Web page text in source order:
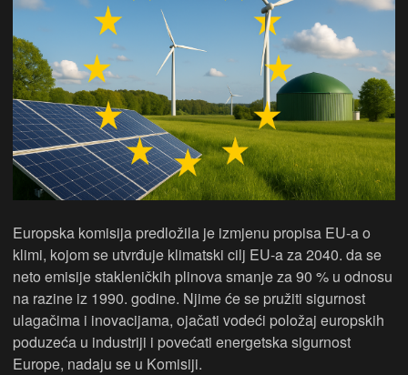
Europska komisija predložila je izmjenu propisa EU-a o
klimi, kojom se utvrđuje klimatski cilj EU-a za 2040. da se
neto emisije stakleničkih plinova smanje za 90 % u odnosu
na razine iz 1990. godine. Njime će se pružiti sigurnost
ulagačima i inovacijama, ojačati vodeći položaj europskih
poduzeća u industriji i povećati energetska sigurnost
Europe, nadaju se u Komisiji.